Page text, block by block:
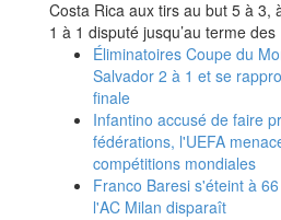
Costa Rica aux tirs au but 5 à 3,
1 à 1 disputé jusqu’au terme des
Éliminatoires Coupe du
Salvador 2 à 1 et se
finale
Infantino accusé de faire
fédérations, l'UEFA
compétitions mondiales
Franco Baresi s'éteint à
l'AC Milan disparaît